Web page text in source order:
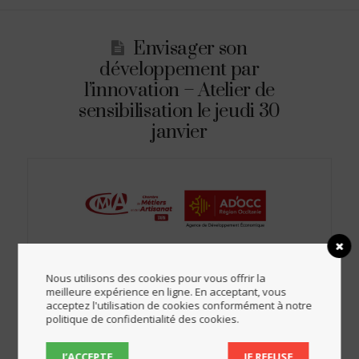
Envisager son
développement par
l’innovation – Atelier de
sensibilisation le jeudi 30
janvier
Région, lices Georges Pompidou à Albi Faire le choix du
Nous utilisons des cookies pour vous offrir la
meilleure expérience en ligne. En acceptant, vous
acceptez l'utilisation de cookies conformément à notre
politique de confidentialité des cookies.